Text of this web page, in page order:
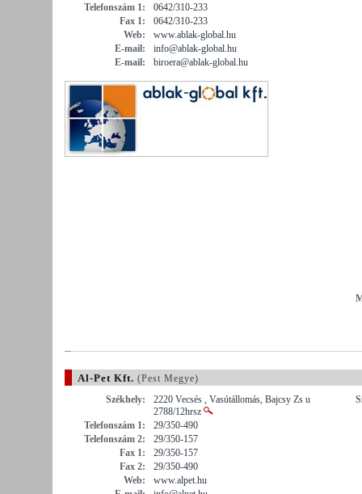
Telefonszám 1:
0642/310-233
Fax 1:
0642/310-233
Web:
www.ablak-global.hu
E-mail:
info@ablak-global.hu
E-mail:
biroera@ablak-global.hu
Al-Pet Kft. (Pest Megye)
Székhely:
2220 Vecsés , Vasútállomás, Bajcsy Zs u
2788/12hrsz
Telefonszám 1:
29/350-490
Telefonszám 2:
29/350-157
Fax 1:
29/350-157
Fax 2:
29/350-490
Web:
www.alpet.hu